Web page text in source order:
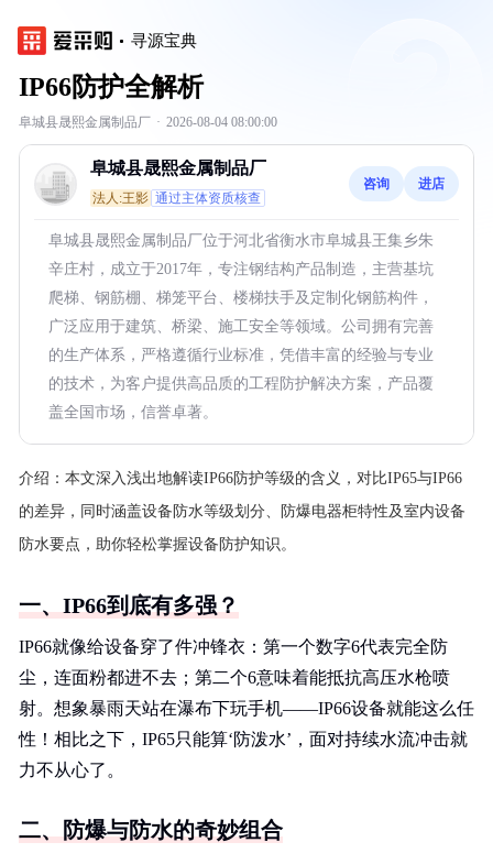
寻源宝典
IP66防护全解析
阜城县晟熙金属制品厂 · 2026-08-04 08:00:00
阜城县晟熙金属制品厂
法人:王影 通过主体资质核查
咨询 进店
阜城县晟熙金属制品厂位于河北省衡水市阜城县王集乡朱
辛庄村，成立于2017年，专注钢结构产品制造，主营基坑
爬梯、钢筋棚、梯笼平台、楼梯扶手及定制化钢筋构件，
广泛应用于建筑、桥梁、施工安全等领域。公司拥有完善
的生产体系，严格遵循行业标准，凭借丰富的经验与专业
的技术，为客户提供高品质的工程防护解决方案，产品覆
盖全国市场，信誉卓著。
介绍： 本文深入浅出地解读IP66防护等级的含义，对比IP65与IP66
的差异，同时涵盖设备防水等级划分、防爆电器柜特性及室内设备
防水要点，助你轻松掌握设备防护知识。
一、IP66到底有多强？
IP66就像给设备穿了件冲锋衣：第一个数字6代表完全防
尘，连面粉都进不去；第二个6意味着能抵抗高压水枪喷
射。想象暴雨天站在瀑布下玩手机——IP66设备就能这么任
性！相比之下，IP65只能算‘防泼水’，面对持续水流冲击就
力不从心了。
二、防爆与防水的奇妙组合